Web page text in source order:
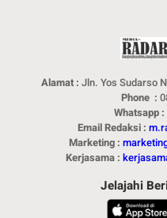
Alamat : Jln. Yos Sudarso
Phone :
Whatsapp
Email Redaksi :
Marketing :
Kerjasama :
Jelajahi